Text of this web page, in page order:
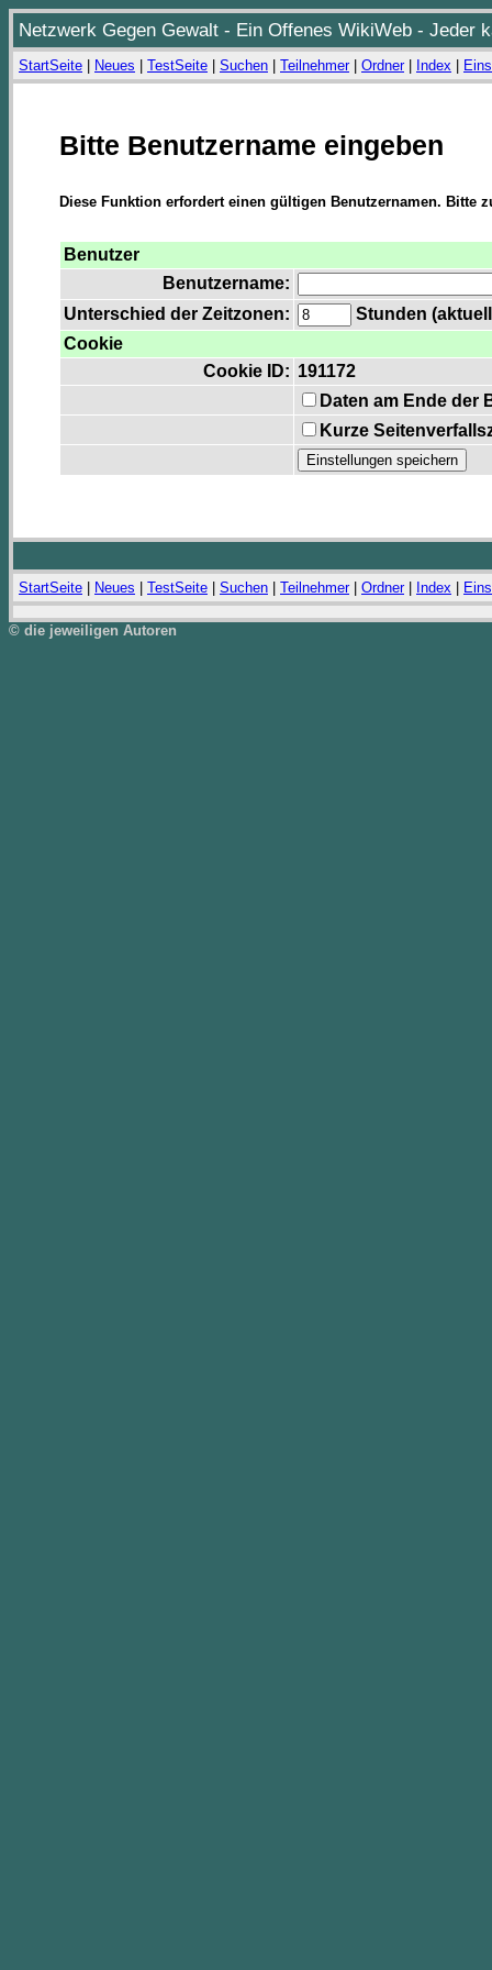
Netzwerk Gegen Gewalt - Ein Offenes WikiWeb - Jeder
StartSeite Neues TestSeite Suchen Teilnehmer| Ordner| Index
Bitte Benutzername eingeben
Diese Funktion erfordert einen gültigen Benutzernamen. Bitte
Benutzer
Benutzername:
Unterschied der Zeitzonen:
Stunden
Cookie
Cookie ID: 191172
Daten am Ende der
Kurze
StartSeite Neues TestSeite Suchen Teilnehmer| Ordner| Index
© die jeweiligen Autoren